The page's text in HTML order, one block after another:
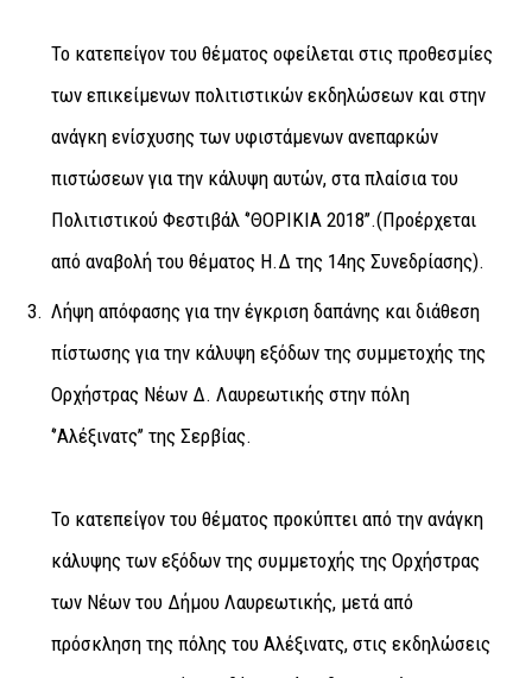
Το κατεπείγον του θέματος οφείλεται στις προθεσμίες
των επικείμενων πολιτιστικών εκδηλώσεων και στην
ανάγκη ενίσχυσης των υφιστάμενων ανεπαρκών
πιστώσεων για την κάλυψη αυτών, στα πλαίσια του
Πολιτιστικού Φεστιβάλ ‘’ΘΟΡΙΚΙΑ 2018’’.(Προέρχεται
από αναβολή του θέματος Η.Δ της 14ης Συνεδρίασης).
Λήψη απόφασης για την έγκριση δαπάνης και διάθεση
πίστωσης για την κάλυψη εξόδων της συμμετοχής της
Ορχήστρας Νέων Δ. Λαυρεωτικής στην πόλη
‘’Αλέξινατς’’ της Σερβίας.
Το κατεπείγον του θέματος προκύπτει από την ανάγκη
κάλυψης των εξόδων της συμμετοχής της Ορχήστρας
των Νέων του Δήμου Λαυρεωτικής, μετά από
πρόσκληση της πόλης του Αλέξινατς, στις εκδηλώσεις